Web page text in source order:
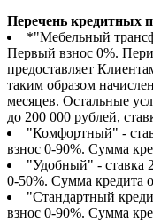
Перечень кредитных
*"Мебельный
Первый взнос 0%.
предоставляет
таким образом
месяцев. Остальные
до 200 000 рублей,
"Комфортный" -
взнос 0-90%. Сумма
"Удобный" - ставка
0-50%. Сумма кредита
"Стандартный
взнос 0-90%. Сумма